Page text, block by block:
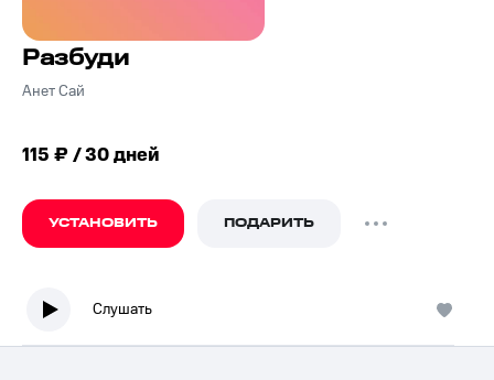
Разбуди
Анет Сай
115 ₽ / 30 дней
УСТАНОВИТЬ ПОДАРИТЬ
Слушать